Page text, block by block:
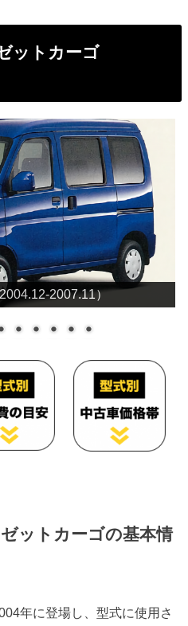
ットカーゴ
2007.11）
ットカーゴの基本情
年に登場し、型式に使用さ